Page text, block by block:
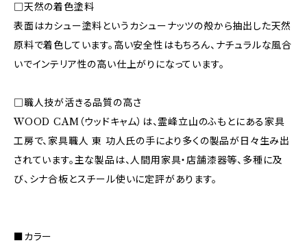
□天然の着色塗料
表面はカシュー塗料というカシューナッツの殻から抽出した天然
原料で着色しています。高い安全性はもちろん、ナチュラルな風合
いでインテリア性の高い仕上がりになっています。
□職人技が活きる品質の高さ
WOOD CAM（ウッドキャム）は、霊峰立山のふもとにある家具
工房で、家具職人 東 功人氏の手により多くの製品が日々生み出
されています。主な製品は、人間用家具・店舗漆器等、多種に及
び、シナ合板とスチール使いに定評があります。
■カラー